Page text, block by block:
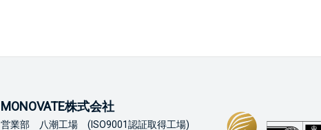
MONOVATE株式会社
営業部 八潮工場 (ISO9001認証取得工場)